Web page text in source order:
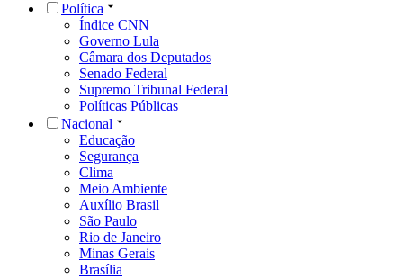
Política
Índice CNN
Governo Lula
Câmara dos Deputados
Senado Federal
Supremo Tribunal Federal
Políticas Públicas
Nacional
Educação
Segurança
Clima
Meio Ambiente
Auxílio Brasil
São Paulo
Rio de Janeiro
Minas Gerais
Brasília